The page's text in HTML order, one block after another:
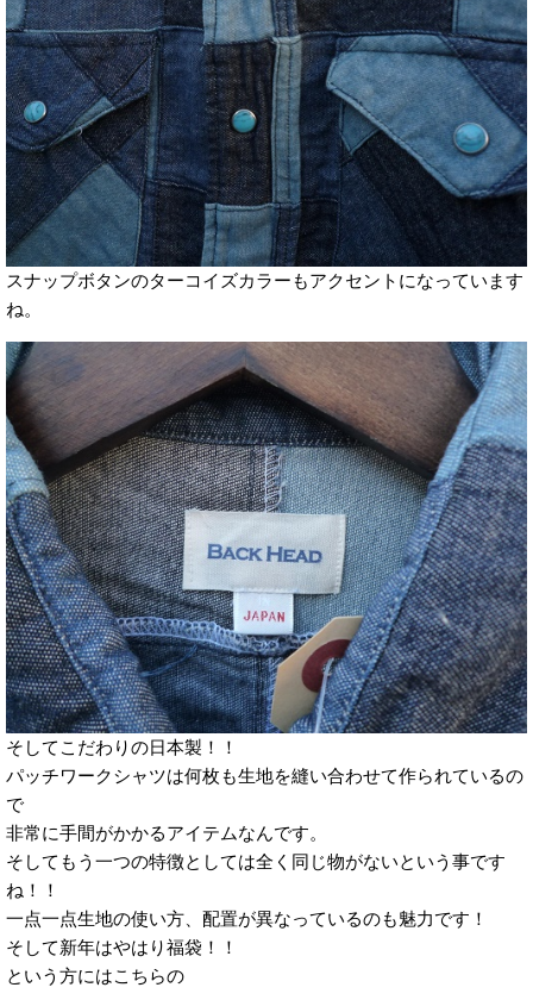
スナップボタンのターコイズカラーもアクセントになっています
ね。
そしてこだわりの日本製！！
パッチワークシャツは何枚も生地を縫い合わせて作られているの
で
非常に手間がかかるアイテムなんです。
そしてもう一つの特徴としては全く同じ物がないという事です
ね！！
一点一点生地の使い方、配置が異なっているのも魅力です！
そして新年はやはり福袋！！
という方にはこちらの